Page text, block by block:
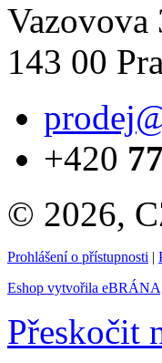
Vazovova
143 00
+420
© 2026,
Prohlášení o přístupnosti |
Eshop vytvořila eBRÁNA
Přeskočit